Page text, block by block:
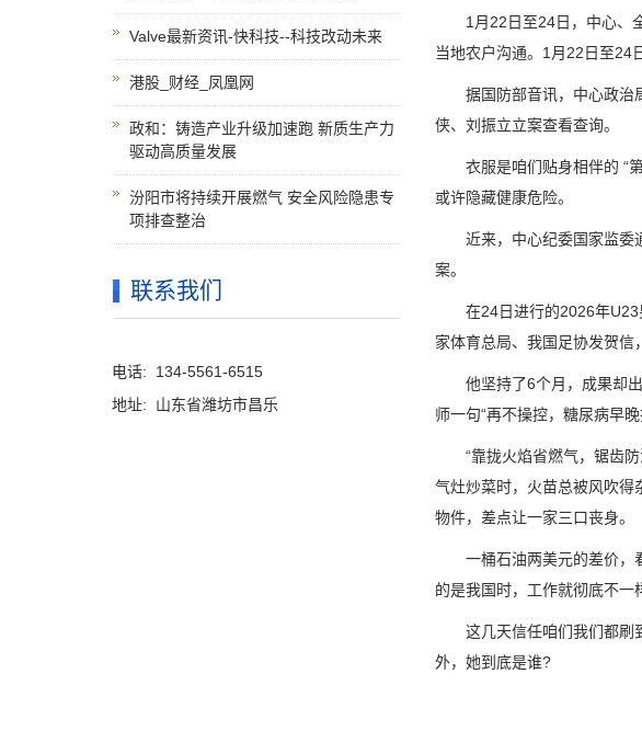
1月22日至24日，中心、全
当地农户沟通。1月22日至24
据国防部音讯，中心政治局
侠、刘振立立案查看查询。
衣服是咱们贴身相伴的 “第
或许隐藏健康危险。
近来，中心纪委国家监委通
案。
在24日进行的2026年U23男
家体育总局、我国足协发贺信
他坚持了6个月，成果却出
师一句“再不操控，糖尿病早
“靠拢火焰省燃气，锯齿防
气灶炒菜时，火苗总被风吹得
物件，差点让一家三口丧身。
一桶石油两美元的差价，看
的是我国时，工作就彻底不一
这几天信任咱们我们都刷到
外，她到底是谁?
Valve最新资讯-快科技--科技改动未来
港股_财经_凤凰网
政和：铸造产业升级加速跑 新质生产力
驱动高质量发展
汾阳市将持续开展燃气 安全风险隐患专
项排查整治
联系我们
电话: 134-5561-6515
地址: 山东省潍坊市昌乐